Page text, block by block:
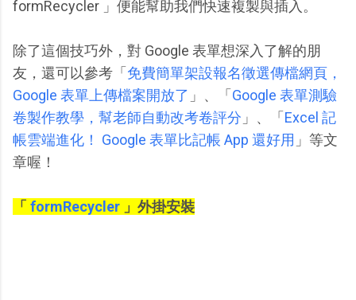
formRecycler 」便能幫助我們快速複製與插入。
除了這個技巧外，對 Google 表單想深入了解的朋
友，還可以參考「免費簡單架設報名徵選傳檔網頁，
Google 表單上傳檔案開放了 」、「Google 表單測驗
卷製作教學，幫老師自動改考卷評分 」、「Excel 記
帳雲端進化！ Google 表單比記帳 App 還好用 」等文
章喔！
「 formRecycler 」外掛安裝